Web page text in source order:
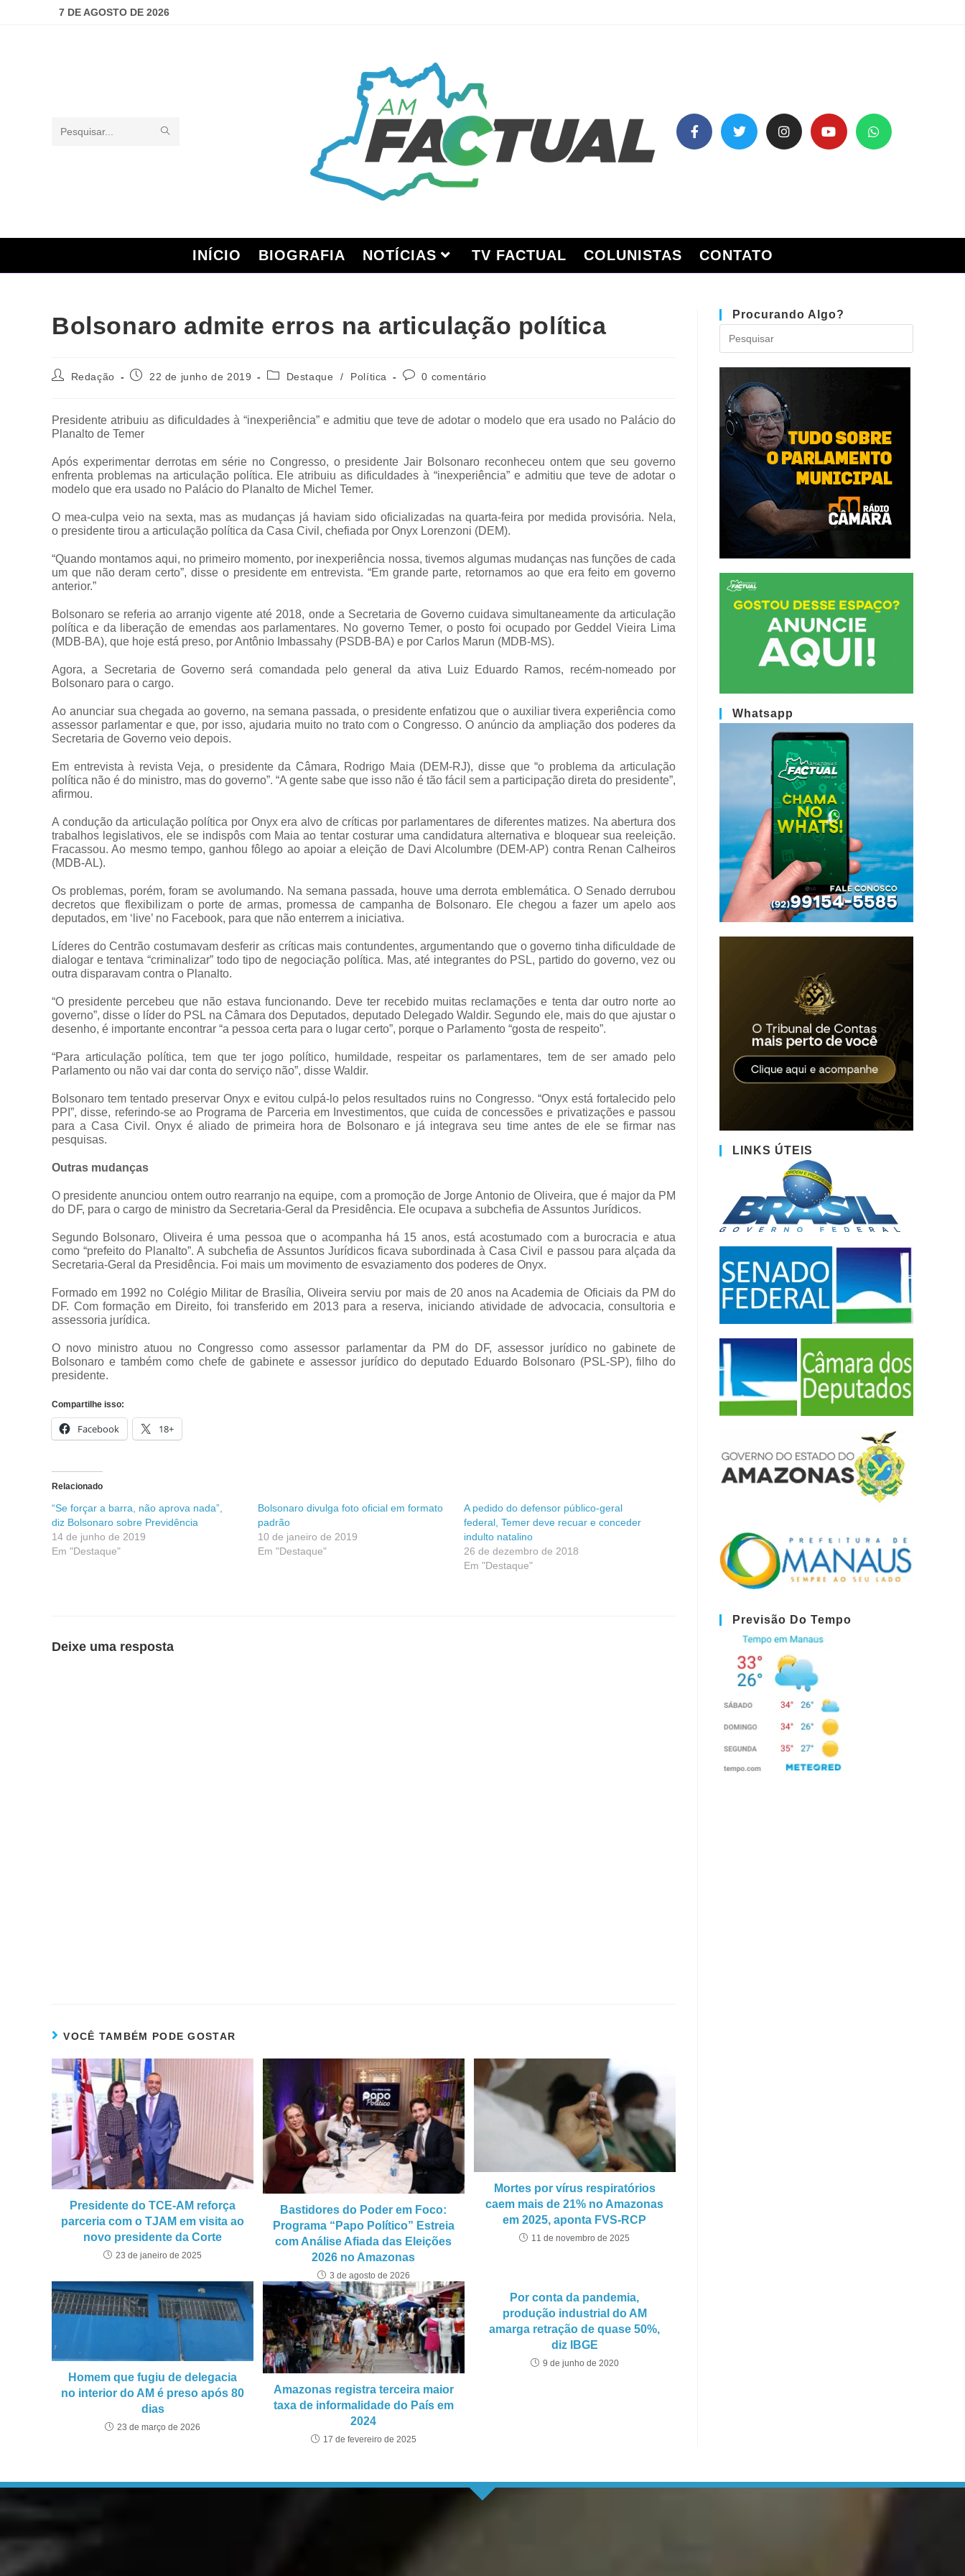
7 DE AGOSTO DE 2026
Pesquisar
INÍCIO BIOGRAFIA NOTÍCIAS TV FACTUAL COLUNISTAS CONTATO
Bolsonaro admite erros na articulação política
Redação 22 de junho de 2019 Destaque / Política 0 comentário
Presidente atribuiu as dificuldades à “inexperiência” e admitiu que teve de adotar o modelo que era usado no Palácio do
Planalto de Temer
Após experimentar derrotas em série no Congresso, o presidente Jair Bolsonaro reconheceu ontem que seu governo
enfrenta problemas na articulação política. Ele atribuiu as dificuldades à “inexperiência” e admitiu que teve de adotar o
modelo que era usado no Palácio do Planalto de Michel Temer.
O mea-culpa veio na sexta, mas as mudanças já haviam sido oficializadas na quarta-feira por medida provisória. Nela,
o presidente tirou a articulação política da Casa Civil, chefiada por Onyx Lorenzoni (DEM).
“Quando montamos aqui, no primeiro momento, por inexperiência nossa, tivemos algumas mudanças nas funções de cada
um que não deram certo”, disse o presidente em entrevista. “Em grande parte, retornamos ao que era feito em governo
anterior.”
Bolsonaro se referia ao arranjo vigente até 2018, onde a Secretaria de Governo cuidava simultaneamente da articulação
política e da liberação de emendas aos parlamentares. No governo Temer, o posto foi ocupado por Geddel Vieira Lima
(MDB-BA), que hoje está preso, por Antônio Imbassahy (PSDB-BA) e por Carlos Marun (MDB-MS).
Agora, a Secretaria de Governo será comandada pelo general da ativa Luiz Eduardo Ramos, recém-nomeado por
Bolsonaro para o cargo.
Ao anunciar sua chegada ao governo, na semana passada, o presidente enfatizou que o auxiliar tivera experiência como
assessor parlamentar e que, por isso, ajudaria muito no trato com o Congresso. O anúncio da ampliação dos poderes da
Secretaria de Governo veio depois.
Em entrevista à revista Veja, o presidente da Câmara, Rodrigo Maia (DEM-RJ), disse que “o problema da articulação
política não é do ministro, mas do governo”. “A gente sabe que isso não é tão fácil sem a participação direta do presidente”,
afirmou.
A condução da articulação política por Onyx era alvo de críticas por parlamentares de diferentes matizes. Na abertura dos
trabalhos legislativos, ele se indispôs com Maia ao tentar costurar uma candidatura alternativa e bloquear sua reeleição.
Fracassou. Ao mesmo tempo, ganhou fôlego ao apoiar a eleição de Davi Alcolumbre (DEM-AP) contra Renan Calheiros
(MDB-AL).
Os problemas, porém, foram se avolumando. Na semana passada, houve uma derrota emblemática. O Senado derrubou
decretos que flexibilizam o porte de armas, promessa de campanha de Bolsonaro. Ele chegou a fazer um apelo aos
deputados, em ‘live’ no Facebook, para que não enterrem a iniciativa.
Líderes do Centrão costumavam desferir as críticas mais contundentes, argumentando que o governo tinha dificuldade de
dialogar e tentava “criminalizar” todo tipo de negociação política. Mas, até integrantes do PSL, partido do governo, vez ou
outra disparavam contra o Planalto.
“O presidente percebeu que não estava funcionando. Deve ter recebido muitas reclamações e tenta dar outro norte ao
governo”, disse o líder do PSL na Câmara dos Deputados, deputado Delegado Waldir. Segundo ele, mais do que ajustar o
desenho, é importante encontrar “a pessoa certa para o lugar certo”, porque o Parlamento “gosta de respeito”.
“Para articulação política, tem que ter jogo político, humildade, respeitar os parlamentares, tem de ser amado pelo
Parlamento ou não vai dar conta do serviço não”, disse Waldir.
Bolsonaro tem tentado preservar Onyx e evitou culpá-lo pelos resultados ruins no Congresso. “Onyx está fortalecido pelo
PPI”, disse, referindo-se ao Programa de Parceria em Investimentos, que cuida de concessões e privatizações e passou
para a Casa Civil. Onyx é aliado de primeira hora de Bolsonaro e já integrava seu time antes de ele se firmar nas
pesquisas.
Outras mudanças
O presidente anunciou ontem outro rearranjo na equipe, com a promoção de Jorge Antonio de Oliveira, que é major da PM
do DF, para o cargo de ministro da Secretaria-Geral da Presidência. Ele ocupava a subchefia de Assuntos Jurídicos.
Segundo Bolsonaro, Oliveira é uma pessoa que o acompanha há 15 anos, está acostumado com a burocracia e atua
como “prefeito do Planalto”. A subchefia de Assuntos Jurídicos ficava subordinada à Casa Civil e passou para alçada da
Secretaria-Geral da Presidência. Foi mais um movimento de esvaziamento dos poderes de Onyx.
Formado em 1992 no Colégio Militar de Brasília, Oliveira serviu por mais de 20 anos na Academia de Oficiais da PM do
DF. Com formação em Direito, foi transferido em 2013 para a reserva, iniciando atividade de advocacia, consultoria e
assessoria jurídica.
O novo ministro atuou no Congresso como assessor parlamentar da PM do DF, assessor jurídico no gabinete de
Bolsonaro e também como chefe de gabinete e assessor jurídico do deputado Eduardo Bolsonaro (PSL-SP), filho do
presidente.
Compartilhe isso:
Facebook 18+
Relacionado
“Se forçar a barra, não aprova nada”,
diz Bolsonaro sobre Previdência
14 de junho de 2019
Em "Destaque"
Bolsonaro divulga foto oficial em formato
padrão
10 de janeiro de 2019
Em "Destaque"
A pedido do defensor público-geral
federal, Temer deve recuar e conceder
indulto natalino
26 de dezembro de 2018
Em "Destaque"
Deixe uma resposta
VOCÊ TAMBÉM PODE GOSTAR
Presidente do TCE-AM reforça
parceria com o TJAM em visita ao
novo presidente da Corte
23 de janeiro de 2025
Bastidores do Poder em Foco:
Programa “Papo Político” Estreia
com Análise Afiada das Eleições
2026 no Amazonas
3 de agosto de 2026
Mortes por vírus respiratórios
caem mais de 21% no Amazonas
em 2025, aponta FVS-RCP
11 de novembro de 2025
Homem que fugiu de delegacia
no interior do AM é preso após 80
dias
23 de março de 2026
Amazonas registra terceira maior
taxa de informalidade do País em
2024
17 de fevereiro de 2025
Por conta da pandemia,
produção industrial do AM
amarga retração de quase 50%,
diz IBGE
9 de junho de 2020
Procurando Algo?
Whatsapp
LINKS ÚTEIS
Previsão Do Tempo